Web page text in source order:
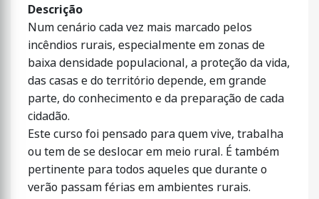
Descrição
Num cenário cada vez mais marcado pelos
incêndios rurais, especialmente em zonas de
baixa densidade populacional, a proteção da vida,
das casas e do território depende, em grande
parte, do conhecimento e da preparação de cada
cidadão.
Este curso foi pensado para quem vive, trabalha
ou tem de se deslocar em meio rural. É também
pertinente para todos aqueles que durante o
verão passam férias em ambientes rurais.